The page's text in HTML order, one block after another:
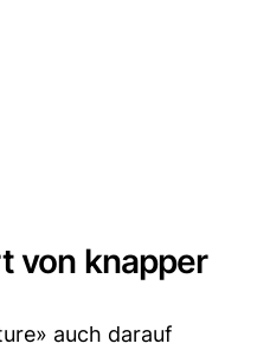
von knapper
auch darauf